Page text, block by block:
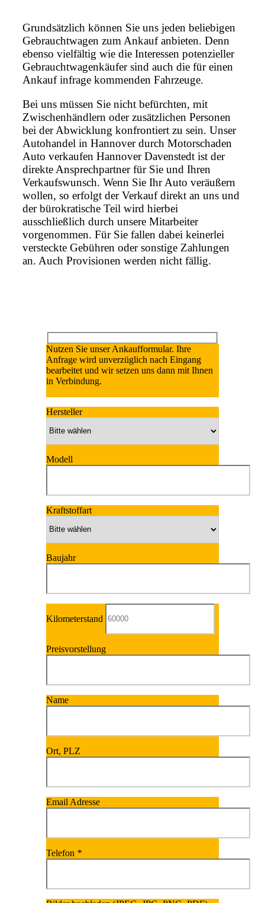
Grundsätzlich können Sie uns jeden beliebigen
Gebrauchtwagen zum Ankauf anbieten. Denn
ebenso vielfältig wie die Interessen potenzieller
Gebrauchtwagenkäufer sind auch die für einen
Ankauf infrage kommenden Fahrzeuge.
Bei uns müssen Sie nicht befürchten, mit
Zwischenhändlern oder zusätzlichen Personen
bei der Abwicklung konfrontiert zu sein. Unser
Autohandel in Hannover durch Motorschaden
Auto verkaufen Hannover Davenstedt ist der
direkte Ansprechpartner für Sie und Ihren
Verkaufswunsch. Wenn Sie Ihr Auto veräußern
wollen, so erfolgt der Verkauf direkt an uns und
der bürokratische Teil wird hierbei
ausschließlich durch unsere Mitarbeiter
vorgenommen. Für Sie fallen dabei keinerlei
versteckte Gebühren oder sonstige Zahlungen
an. Auch Provisionen werden nicht fällig.
Nutzen Sie unser Ankaufformular. Ihre
Anfrage wird unverzüglich nach Eingang
bearbeitet und wir setzen uns dann mit Ihnen
in Verbindung.
Hersteller
Modell
Kraftstoffart
Baujahr
Kilometerstand
Preisvorstellung
Name
Ort, PLZ
Email Adresse
Telefon *